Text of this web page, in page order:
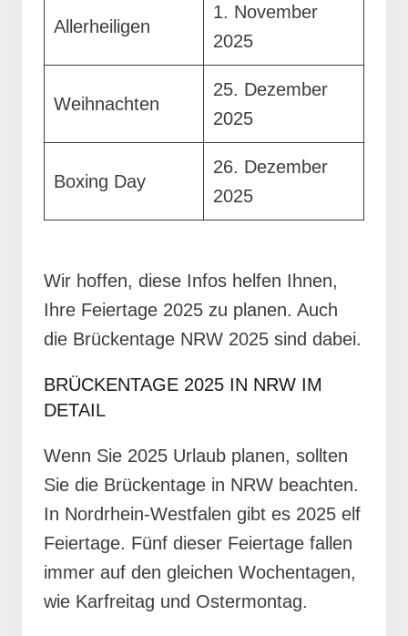
Allerheiligen
1. November
2025
Weihnachten
25. Dezember
2025
Boxing Day
26. Dezember
2025
Wir hoffen, diese Infos helfen Ihnen,
Ihre Feiertage 2025 zu planen. Auch
die Brückentage NRW 2025 sind dabei.
BRÜCKENTAGE 2025 IN NRW IM
DETAIL
Wenn Sie 2025 Urlaub planen, sollten
Sie die Brückentage in NRW beachten.
In Nordrhein-Westfalen gibt es 2025 elf
Feiertage. Fünf dieser Feiertage fallen
immer auf den gleichen Wochentagen,
wie Karfreitag und Ostermontag.